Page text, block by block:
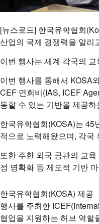
[뉴스로드] 한국유학협회
산업의 국제 경쟁력을 알리
이번 행사는 세계 각국의
이번 행사를 통해서 KOSA
CEF 연회비(IAS, ICEF
동할 수 있는 기반을 제공
한국유학협회(KOSA)는 45
적으로 노력해왔으며, 각국
또한 주한 외국 공관의 교
정 명확화 등 제도적 기반
한국유학협회(KOSA) 제공
행사를 주최한
협업을 지원하는 허브 역할